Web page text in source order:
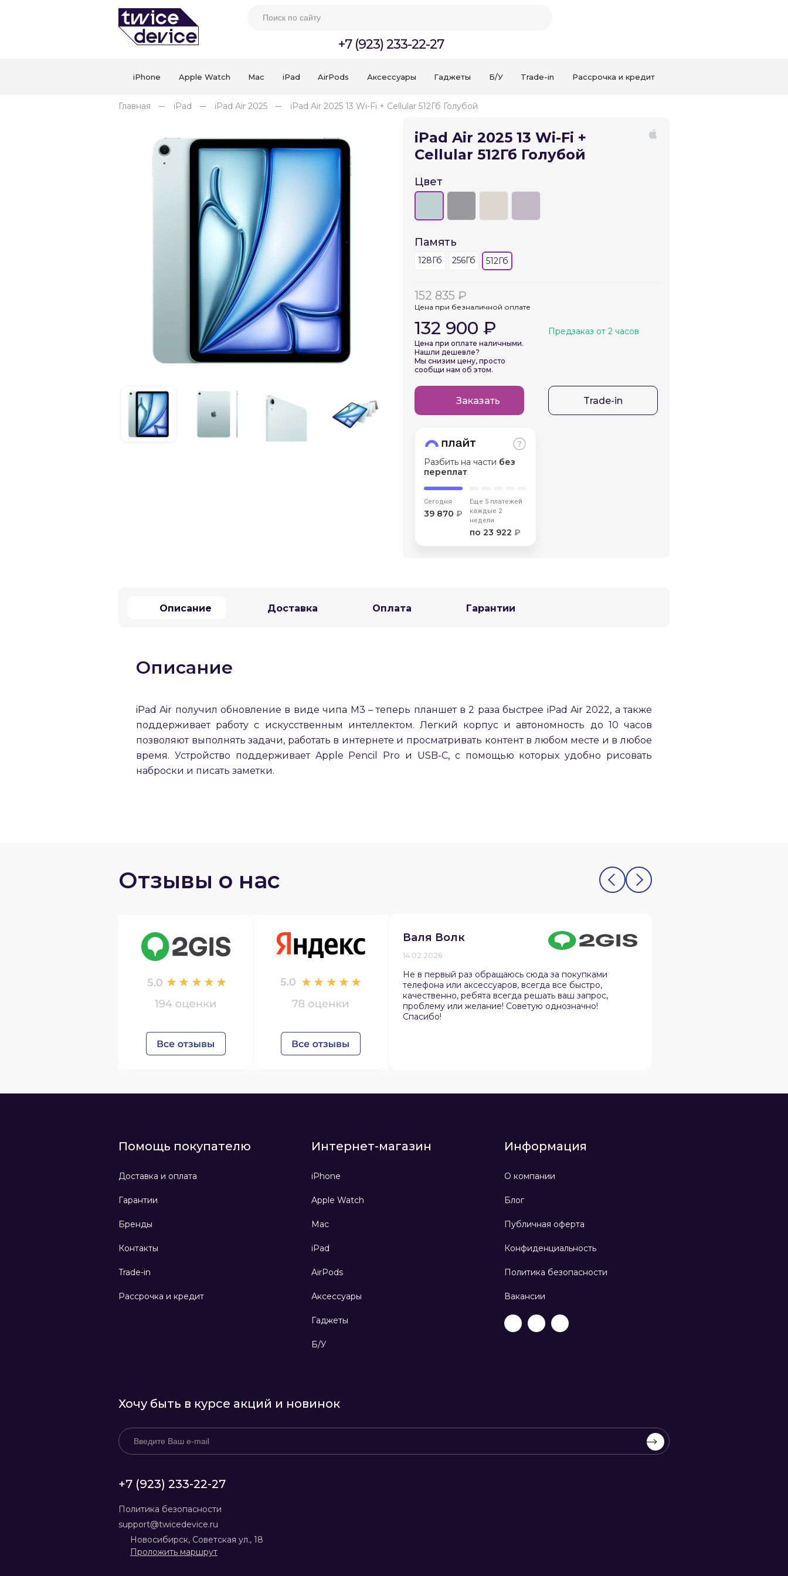
+7 (923) 233-22-27
iPhone Apple Watch Mac iPad AirPods Аксессуары Гаджеты Б/У Trade-in Рассрочка и кредит
Главная iPad iPad Air 2025 iPad Air 2025 13 Wi-Fi + Cellular 512Гб Голубой
iPad Air 2025 13 Wi-Fi +
Cellular 512Гб Голубой
Цвет
Память
128Гб 256Гб 512Гб
152 835 ₽
Цена при безналичной оплате
132 900 ₽
Цена при оплате наличными.
Нашли дешевле?
Мы снизим цену, просто
сообщи нам об этом.
Предзаказ от 2 часов
Заказать Trade-in
Разбить на части без
переплат
Сегодня
39 870 ₽
Еще 5 платежей
каждые 2
недели
по 23 922 ₽
Описание Доставка Оплата Гарантии
Описание
iPad Air получил обновление в виде чипа M3 – теперь планшет в 2 раза быстрее iPad Air 2022, а также
поддерживает работу с искусственным интеллектом. Легкий корпус и автономность до 10 часов
позволяют выполнять задачи, работать в интернете и просматривать контент в любом месте и в любое
время. Устройство поддерживает Apple Pencil Pro и USB-C, с помощью которых удобно рисовать
наброски и писать заметки.
Отзывы о нас
Валя Волк
14.02.2026
Не в первый раз обращаюсь сюда за покупками
телефона или аксессуаров, всегда все быстро,
качественно, ребята всегда решать ваш запрос,
проблему или желание! Советую однозначно!
Спасибо!
Для клиентов всех банков
Разбейте оплату
на частибез переплат
График платежей
Сегодня
25 %
Добавляйте товары
Оплачивайте сегодня только
выбранный способом
недели Остались вопросы?
8 800 302-02-51
plait.ru
Помощь покупателю
Доставка и оплата
Гарантии
Бренды
Контакты
Trade-in
Рассрочка и кредит
Интернет-магазин
iPhone
Apple Watch
Mac
iPad
AirPods
Аксессуары
Гаджеты
Б/У
Информация
О компании
Блог
Публичная оферта
Конфиденциальность
Политика безопасности
Вакансии
Хочу быть в курсе акций и новинок
+7 (923) 233-22-27
Политика безопасности
support@twicedevice.ru
Новосибирск, Советская ул., 18
Проложить маршрут